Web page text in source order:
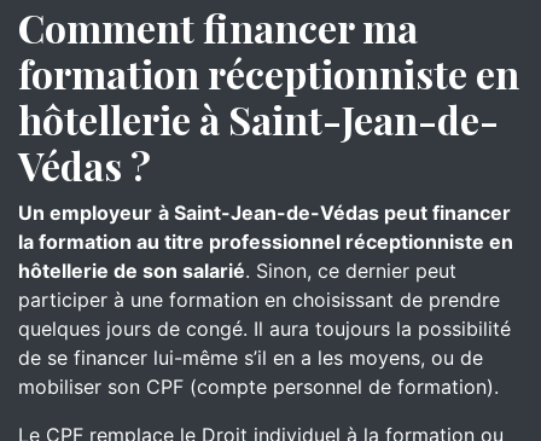
Comment financer ma
formation réceptionniste en
hôtellerie à Saint-Jean-de-
Védas ?
Un employeur à Saint-Jean-de-Védas peut financer
la formation au titre professionnel réceptionniste en
hôtellerie de son salarié. Sinon, ce dernier peut
participer à une formation en choisissant de prendre
quelques jours de congé. Il aura toujours la possibilité
de se financer lui-même s’il en a les moyens, ou de
mobiliser son CPF (compte personnel de formation).
Le CPF remplace le Droit individuel à la formation ou